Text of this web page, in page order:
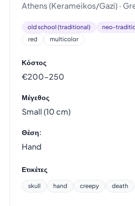
Athens (Kerameikos/Gazi) ·
old school (traditional) neo-
red
multicolor
Κόστος
€200–250
Μέγεθος
Small (10 cm)
Θέση:
Hand
Ετικέτες
skull hand creepy death